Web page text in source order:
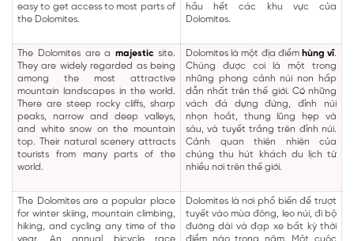
easy to get access to most parts of
the Dolomites.
hầu hết các khu vực của
Dolomites.
The Dolomites are amajestic site.
They are widely regarded as being
among the most attractive
mountain landscapes in the world.
There are steep rocky cliffs, sharp
peaks, narrow and deep valleys,
and white snow on the mountain
top. Their natural scenery attracts
tourists from many parts of the
world.
Dolomites là một địa điểm hùng vĩ.
Chúng được coi là một trong
những phong cảnh núi non hấp
dẫn nhất trên thế giới. Có những
vách đá dựng đứng, đỉnh núi
nhọn hoắt, thung lũng hẹp và
sâu, và tuyết trắng trên đỉnh núi.
Cảnh quan thiên nhiên của
chúng thu hút khách du lịch từ
nhiều nơi trên thế giới.
The Dolomites are a popular place
for winter skiing, mountain climbing,
hiking, and cycling any time of the
Dolomites là nơi phổ biến để trượt
tuyết vào mùa đông, leo núi, đi bộ
đường dài và đạp xe bất kỳ thời